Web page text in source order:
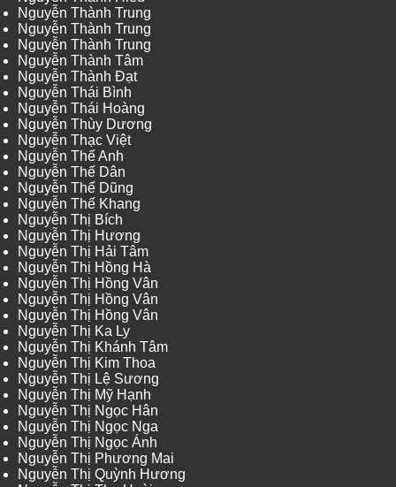
Nguyễn Thành Trung
Nguyễn Thành Trung
Nguyễn Thành Trung
Nguyễn Thành Tâm
Nguyễn Thành Đạt
Nguyễn Thái Bình
Nguyễn Thái Hoàng
Nguyễn Thùy Dương
Nguyễn Thạc Việt
Nguyễn Thế Anh
Nguyễn Thế Dân
Nguyễn Thế Dũng
Nguyễn Thế Khang
Nguyễn Thị Bích
Nguyễn Thị Hương
Nguyễn Thị Hải Tâm
Nguyễn Thị Hồng Hà
Nguyễn Thị Hồng Vân
Nguyễn Thị Hồng Vân
Nguyễn Thị Hồng Vân
Nguyễn Thị Ka Ly
Nguyễn Thị Khánh Tâm
Nguyễn Thị Kim Thoa
Nguyễn Thị Lệ Sương
Nguyễn Thị Mỹ Hạnh
Nguyễn Thị Ngọc Hân
Nguyễn Thị Ngọc Nga
Nguyễn Thị Ngọc Ánh
Nguyễn Thị Phương Mai
Nguyễn Thị Quỳnh Hương